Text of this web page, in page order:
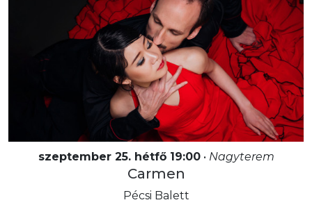
szeptember 25. hétfő 19:00• Nagyterem
Carmen
Pécsi Balett